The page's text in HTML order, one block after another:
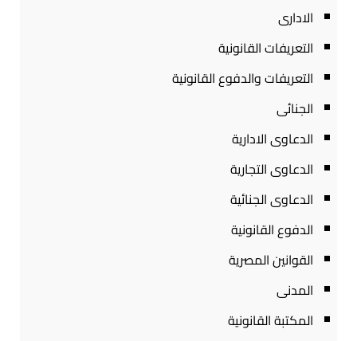
الادارى
التعريفات القانونية
التعريفات والدفوع القانونية
الجنائى
الدعاوى الادارية
الدعاوى التجارية
الدعاوى الجنائية
الدفوع القانونية
القوانين المصرية
المدنى
المكتبة القانونية